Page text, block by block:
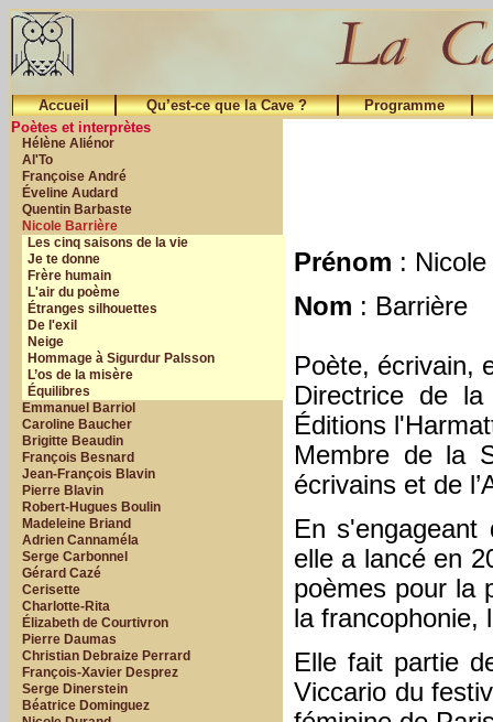
Accueil Qu’est-ce que la Cave ?
Programme
Poètes et interprètes
Hélène Aliénor
Al'To
Françoise André
Éveline Audard
Quentin Barbaste
Nicole Barrière
Les cinq saisons de la vie
Je te donne
Frère humain
L'air du poème
Étranges silhouettes
De l'exil
Neige
Hommage à Sigurdur Palsson
L’os de la misère
Équilibres
Emmanuel Barriol
Caroline Baucher
Brigitte Beaudin
François Besnard
Jean-François Blavin
Pierre Blavin
Robert-Hugues Boulin
Madeleine Briand
Adrien Cannaméla
Serge Carbonnel
Gérard Cazé
Cerisette
Charlotte-Rita
Élizabeth de Courtivron
Pierre Daumas
Christian Debraize Perrard
François-Xavier Desprez
Serge Dinerstein
Béatrice Dominguez
Prénom : Nicole
Nom : Barrière
Poète, écrivain,
Directrice de
Éditions
Membre de la
écrivains et de
En
elle a lancé en
poèmes pour la
la francophonie,
Elle fait partie
Viccario du